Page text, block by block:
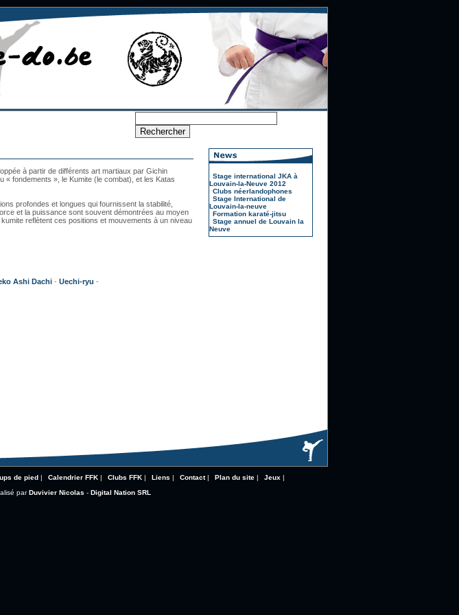
à partir de différents art martiaux par Gichin
« fondements », le Kumite (le combat), et les Katas
profondes et longues qui fournissent la stabilité,
et la puissance sont souvent démontrées au moyen
reflètent ces positions et mouvements à un niveau
Ashi Dachi - Uechi-ryu -
Stage international JKA à
Louvain-la-Neuve 2012
Clubs néerlandophones
Stage International de
Louvain-la-neuve
Formation karaté-jitsu
Stage annuel de Louvain la
Neuve
de pied| Calendrier FFK| Clubs FFK| Liens | Contact| Plan du site| Jeux |
parDuvivier Nicolas - Digital Nation SRL